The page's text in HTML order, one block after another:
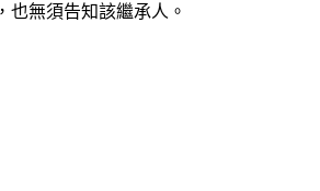
無須告知該繼承人。